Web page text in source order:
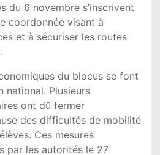
du 6 novembre s’inscrivent
coordonnée visant à
et à sécuriser les routes
du blocus se font
national. Plusieurs
ont dû fermer
des difficultés de mobilité
Ces mesures
par les autorités le 27